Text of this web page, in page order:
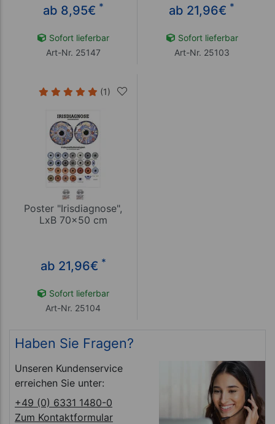
ab 8,95€ *
Sofort lieferbar
Art-Nr. 25147
ab 21,96€ *
Sofort lieferbar
Art-Nr. 25103
(1)
Poster "Irisdiagnose",
LxB 70x50 cm
ab 21,96€ *
Sofort lieferbar
Art-Nr. 25104
Haben Sie Fragen?
Unseren Kundenservice
erreichen Sie unter:
+49 (0) 6331 1480-0
Zum Kontaktformular